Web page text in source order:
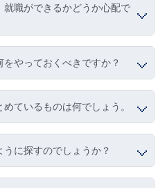
就職ができるかどうか心配で
やっておくべきですか？
ているものは何でしょう。
に探すのでしょうか？